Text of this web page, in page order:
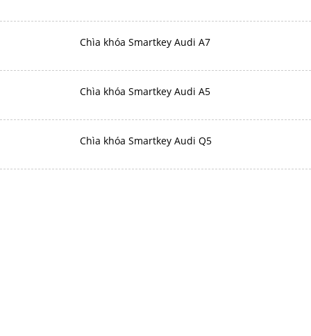
Chìa khóa Smartkey Audi A7
Chìa khóa Smartkey Audi A5
Chìa khóa Smartkey Audi Q5